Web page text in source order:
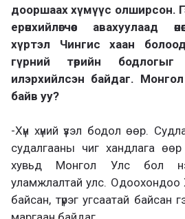
дооршаах хүмүүс олширсон.
ерөнхийлөгчөөс авахуулаад
хүртэл Чингис хаан
гүрний төрийн
илэрхийлсэн байдаг.
байв уу?
-Хүн хүний үзэл бодол өөр.
судалгааны чиг хандлага
хувьд Монгол Улс бол
уламжлалтай улс. Одоохондоо
байсан, түрэг угсаатай